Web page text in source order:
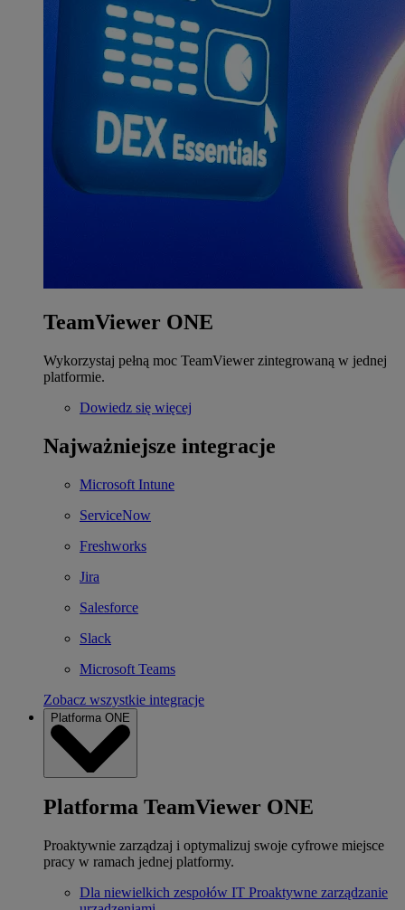
TeamViewer ONE
Wykorzystaj pełną moc TeamViewer zintegrowaną w jednej
platformie.
Dowiedz się więcej
Najważniejsze integracje
Microsoft Intune
ServiceNow
Freshworks
Jira
Salesforce
Slack
Microsoft Teams
Zobacz wszystkie integracje
Platforma ONE
Platforma TeamViewer ONE
Proaktywnie zarządzaj i optymalizuj swoje cyfrowe miejsce
pracy w ramach jednej platformy.
Dla niewielkich zespołów IT Proaktywne zarządzanie